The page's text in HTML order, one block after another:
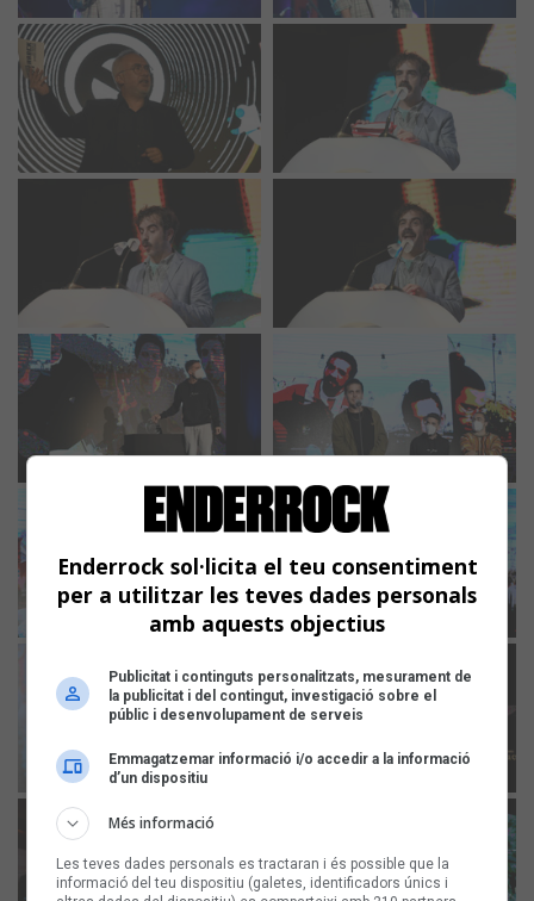
Enderrock sol·licita el teu consentiment
per a utilitzar les teves dades personals
amb aquests objectius
Publicitat i continguts personalitzats, mesurament de
la publicitat i del contingut, investigació sobre el
públic i desenvolupament de serveis
Emmagatzemar informació i/o accedir a la informació
d’un dispositiu
Més informació
Les teves dades personals es tractaran i és possible que la
informació del teu dispositiu (galetes, identificadors únics i